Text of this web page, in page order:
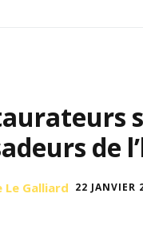
de
Le Galliard 22 JANVIER